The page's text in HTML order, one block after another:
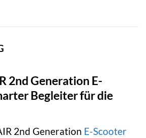
2nd Generation E-
Begleiter für die
2nd Generation E-Scooter